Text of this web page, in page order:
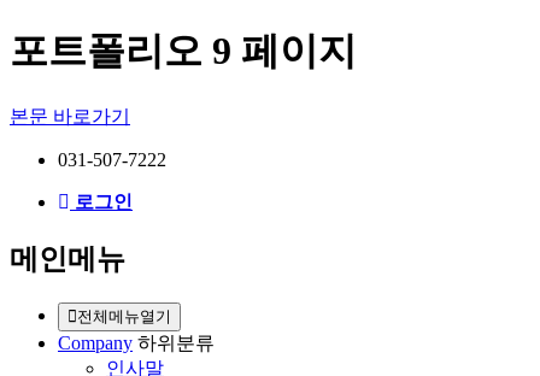
포트폴리오 9 페이지
본문 바로가기
031-507-7222
로그인
메인메뉴
전체메뉴열기
Company 하위분류
인사말